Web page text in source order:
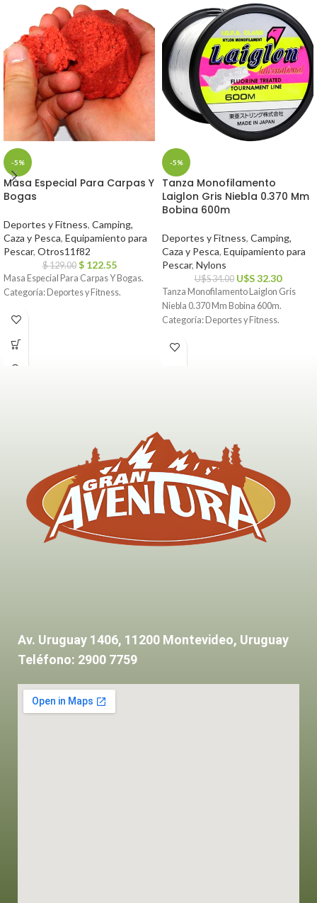
-5%
Masa Especial Para Carpas Y
Bogas
Deportes y Fitness, Camping,
Caza y Pesca, Equipamiento para
Pescar, Otros11f82
$129.00 $ 122.55
Masa Especial Para Carpas Y Bogas.
Categoría: Deportes y Fitness.
-5%
Tanza Monofilamento
Laiglon Gris Niebla 0.370 Mm
Bobina 600m
Deportes y Fitness, Camping,
Caza y Pesca, Equipamiento para
Pescar, Nylons
U$S34.00 U$S32.30
Tanza Monofilamento Laiglon Gris
Niebla 0.370 Mm Bobina 600m.
Categoría: Deportes y Fitness.
Av. Uruguay 1406, 11200 Montevideo, Uruguay
Teléfono: 2900 7759